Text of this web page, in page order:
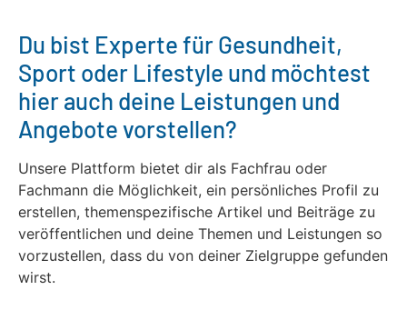
Du bist Experte für Gesundheit,
Sport oder Lifestyle und möchtest
hier auch deine Leistungen und
Angebote vorstellen?
Unsere Plattform bietet dir als Fachfrau oder
Fachmann die Möglichkeit, ein persönliches Profil zu
erstellen, themenspezifische Artikel und Beiträge zu
veröffentlichen und deine Themen und Leistungen so
vorzustellen, dass du von deiner Zielgruppe gefunden
wirst.